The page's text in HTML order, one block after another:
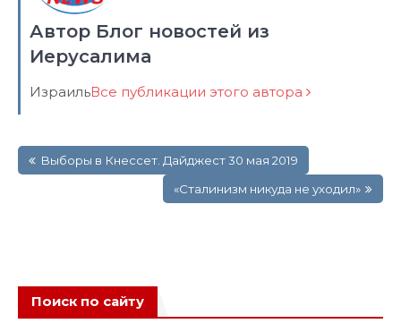
Автор Блог новостей из
Иерусалима
ИзраильВсе публикации этого автора
по Выборы в Кнессет. Дайджест 30 мая 2019
«Сталинизм никуда не уходил»
Поиск по сайту